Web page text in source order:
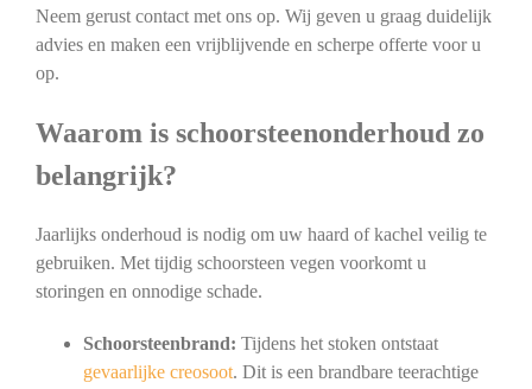
Neem gerust contact met ons op. Wij geven u graag duidelijk
advies en maken een vrijblijvende en scherpe offerte voor u
op.
Waarom is schoorsteenonderhoud zo
belangrijk?
Jaarlijks onderhoud is nodig om uw haard of kachel veilig te
gebruiken. Met tijdig schoorsteen vegen voorkomt u
storingen en onnodige schade.
Schoorsteenbrand: Tijdens het stoken ontstaat
gevaarlijke creosoot. Dit is een brandbare teerachtige